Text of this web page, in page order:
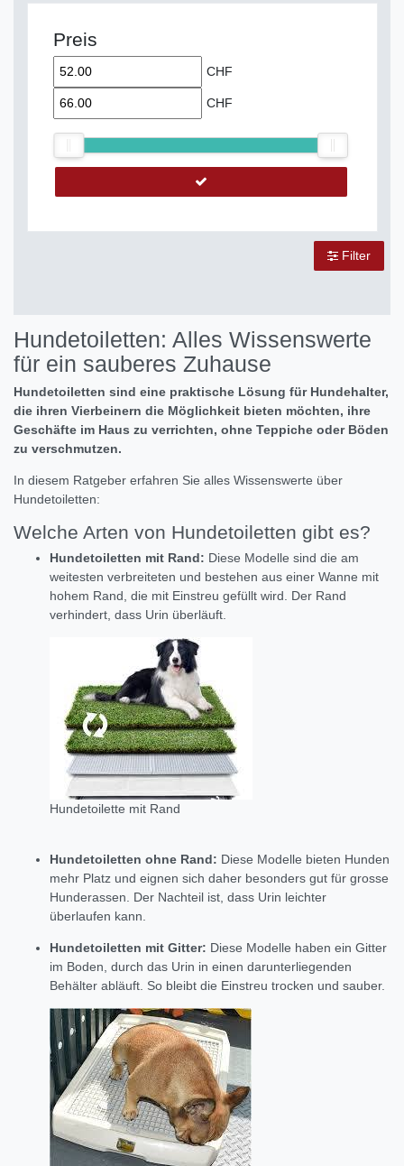
Preis
CHF
CHF
Filter
Hundetoiletten: Alles Wissenswerte
für ein sauberes Zuhause
Hundetoiletten sind eine praktische Lösung für Hundehalter,
die ihren Vierbeinern die Möglichkeit bieten möchten, ihre
Geschäfte im Haus zu verrichten, ohne Teppiche oder Böden
zu verschmutzen.
In diesem Ratgeber erfahren Sie alles Wissenswerte über
Hundetoiletten:
Welche Arten von Hundetoiletten gibt es?
Hundetoiletten mit Rand: Diese Modelle sind die am
weitesten verbreiteten und bestehen aus einer Wanne mit
hohem Rand, die mit Einstreu gefüllt wird. Der Rand
verhindert, dass Urin überläuft.
Hundetoilette mit Rand
Hundetoiletten ohne Rand: Diese Modelle bieten Hunden
mehr Platz und eignen sich daher besonders gut für grosse
Hunderassen. Der Nachteil ist, dass Urin leichter
überlaufen kann.
Hundetoiletten mit Gitter: Diese Modelle haben ein Gitter
im Boden, durch das Urin in einen darunterliegenden
Behälter abläuft. So bleibt die Einstreu trocken und sauber.